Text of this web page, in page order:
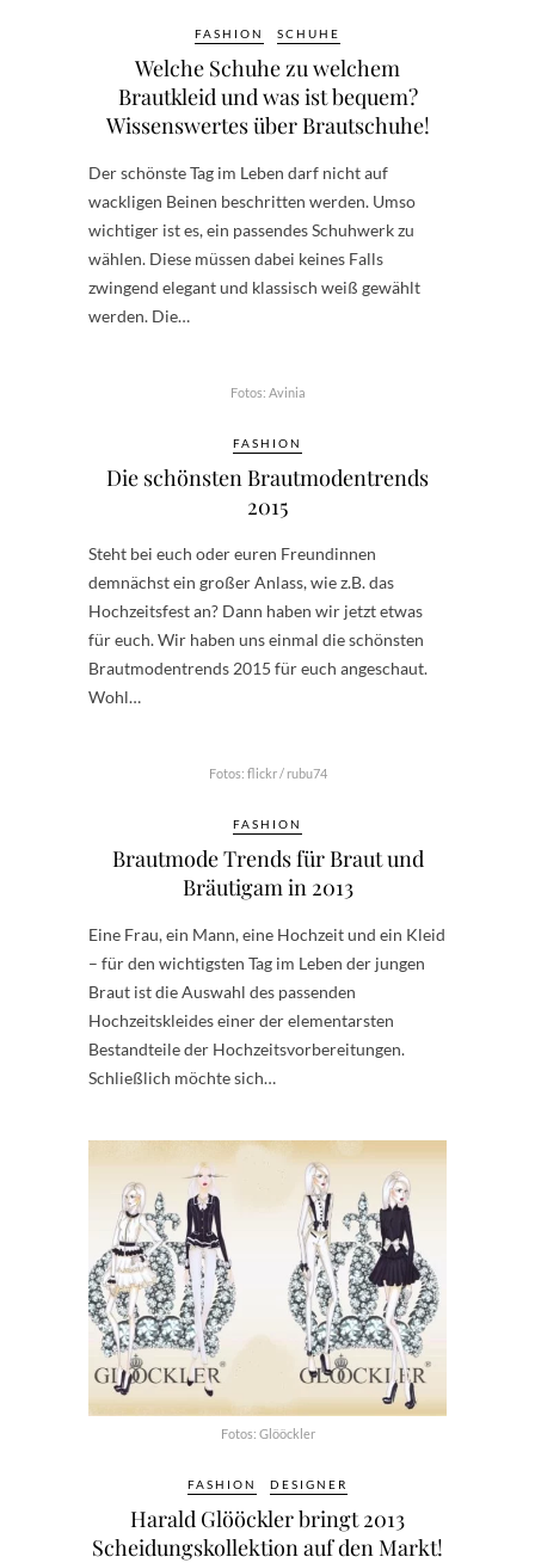
FASHION SCHUHE
Welche Schuhe zu welchem
Brautkleid und was ist bequem?
Wissenswertes über Brautschuhe!
Der schönste Tag im Leben darf nicht auf
wackligen Beinen beschritten werden. Umso
wichtiger ist es, ein passendes Schuhwerk zu
wählen. Diese müssen dabei keines Falls
zwingend elegant und klassisch weiß gewählt
werden. Die…
Fotos: Avinia
FASHION
Die schönsten Brautmodentrends
2015
Steht bei euch oder euren Freundinnen
demnächst ein großer Anlass, wie z.B. das
Hochzeitsfest an? Dann haben wir jetzt etwas
für euch. Wir haben uns einmal die schönsten
Brautmodentrends 2015 für euch angeschaut.
Wohl…
Fotos: flickr / rubu74
FASHION
Brautmode Trends für Braut und
Bräutigam in 2013
Eine Frau, ein Mann, eine Hochzeit und ein Kleid
– für den wichtigsten Tag im Leben der jungen
Braut ist die Auswahl des passenden
Hochzeitskleides einer der elementarsten
Bestandteile der Hochzeitsvorbereitungen.
Schließlich möchte sich…
Fotos: Glööckler
FASHION DESIGNER
Harald Glööckler bringt 2013
Scheidungskollektion auf den Markt!